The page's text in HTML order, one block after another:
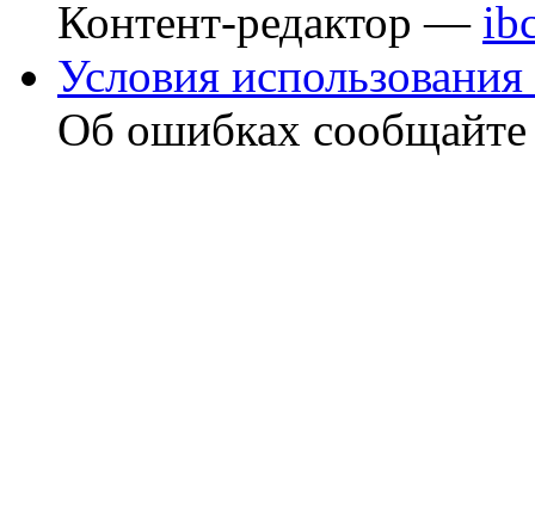
Контент-редактор —
Условия использования
Об ошибках